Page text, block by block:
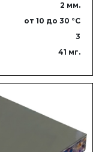
2 мм.
от 10 до 30 °C
3
41 мг.